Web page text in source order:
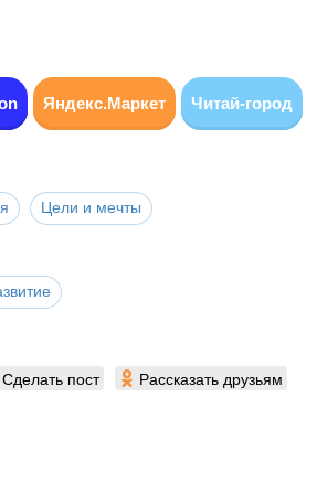
Яндекс.Маркет Читай-город
Цели и мечты
Сделать пост Рассказать друзьям